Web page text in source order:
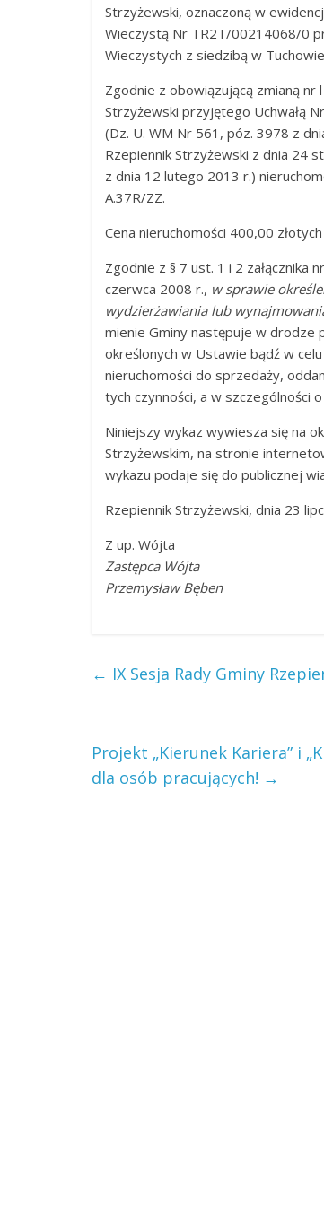
Strzyżewski, oznaczoną w
Wieczystą Nr TR2T/00214068/0
Wieczystych z siedzibą w
Zgodnie z obowiązującą zmianą
Strzyżewski przyjętego Uchwałą
(Dz. U. WM Nr 561, póz. 3978 z
Rzepiennik Strzyżewski z dnia 24
z dnia 12 lutego 2013 r.)
A.37R/ZZ.
Cena nieruchomości 400,00
Zgodnie z § 7 ust. 1 i 2 załącznika
czerwca 2008 r., w sprawie
wydzierżawiania lub
mienie Gminy następuje w
określonych w Ustawie bądź w
nieruchomości do sprzedaży,
tych czynności, a w szczególności
Niniejszy wykaz wywiesza się na
Strzyżewskim, na stronie
wykazu podaje się do publicznej
Rzepiennik Strzyżewski, dnia 23
Z up. Wójta
Zastępca Wójta
Przemysław Bęben
← IX Sesja Rady Gminy
Projekt „Kierunek Kariera” i
dla osób pracujących! →